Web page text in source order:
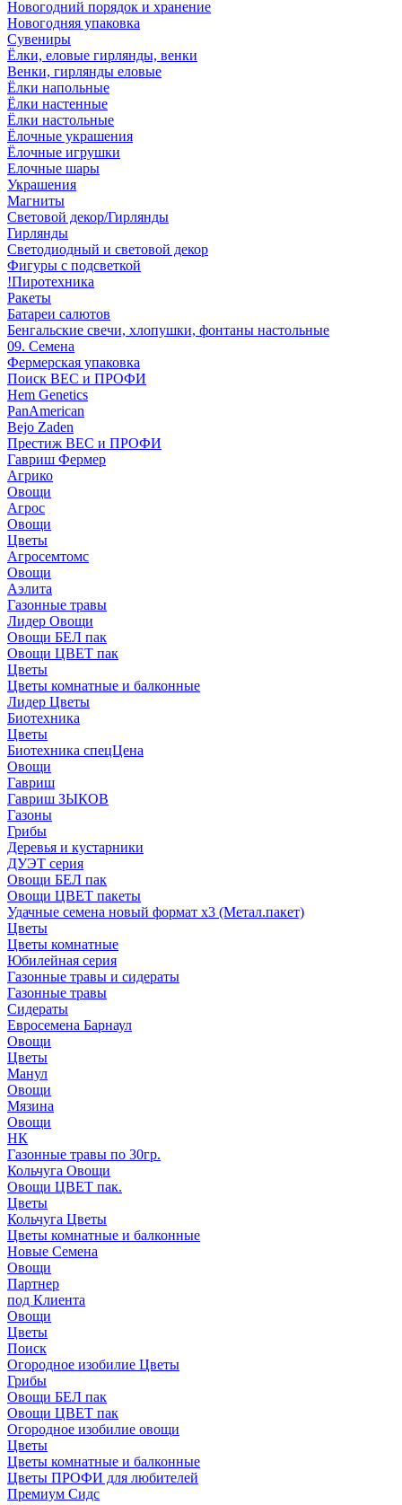
Новогодний порядок и хранение
Новогодняя упаковка
Сувениры
Ёлки, еловые гирлянды, венки
Венки, гирлянды еловые
Ёлки напольные
Ёлки настенные
Ёлки настольные
Ёлочные украшения
Ёлочные игрушки
Елочные шары
Украшения
Магниты
Световой декор/Гирлянды
Гирлянды
Светодиодный и световой декор
Фигуры с подсветкой
!Пиротехника
Ракеты
Батареи салютов
Бенгальские свечи, хлопушки, фонтаны настольные
09. Семена
Фермерская упаковка
Поиск ВЕС и ПРОФИ
Hem Genetics
PanAmerican
Bejo Zaden
Престиж ВЕС и ПРОФИ
Гавриш Фермер
Агрико
Овощи
Агрос
Овощи
Цветы
Агросемтомс
Овощи
Аэлита
Газонные травы
Лидер Овощи
Овощи БЕЛ пак
Овощи ЦВЕТ пак
Цветы
Цветы комнатные и балконные
Лидер Цветы
Биотехника
Цветы
Биотехника спецЦена
Овощи
Гавриш
Гавриш ЗЫКОВ
Газоны
Грибы
Деревья и кустарники
ДУЭТ серия
Овощи БЕЛ пак
Овощи ЦВЕТ пакеты
Удачные семена новый формат х3 (Метал.пакет)
Цветы
Цветы комнатные
Юбилейная серия
Газонные травы и сидераты
Газонные травы
Сидераты
Евросемена Барнаул
Овощи
Цветы
Манул
Овощи
Мязина
Овощи
НК
Газонные травы по 30гр.
Кольчуга Овощи
Овощи ЦВЕТ пак.
Цветы
Кольчуга Цветы
Цветы комнатные и балконные
Новые Семена
Овощи
Партнер
под Клиента
Овощи
Цветы
Поиск
Огородное изобилие Цветы
Грибы
Овощи БЕЛ пак
Овощи ЦВЕТ пак
Огородное изобилие овощи
Цветы
Цветы комнатные и балконные
Цветы ПРОФИ для любителей
Премиум Сидс